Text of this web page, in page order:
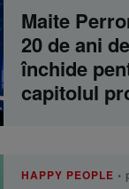
Maite
20 de ani
închide
capitolul
HAPPY PEOPLE •